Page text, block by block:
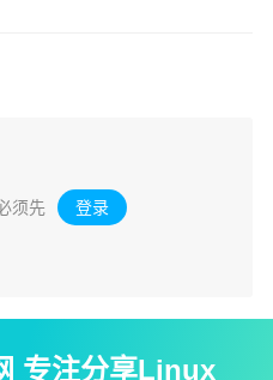
须先 登录 。
专注分享Linux